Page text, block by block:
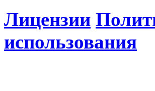
Лицензии
использования